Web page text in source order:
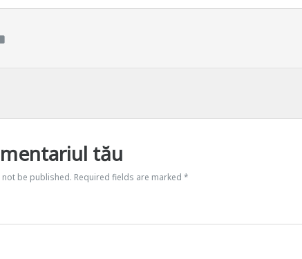
tău
be published. Required fields are marked *